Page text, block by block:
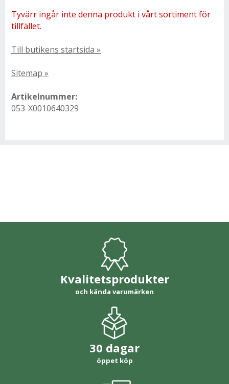
Tyvärr ingår inte denna produkt i vårt sortiment för
tillfället.
Till butikens startsida »
Sitemap »
Artikelnummer:
053-X0010640329
Kvalitetsprodukter
och kända varumärken
30 dagar
öppet köp